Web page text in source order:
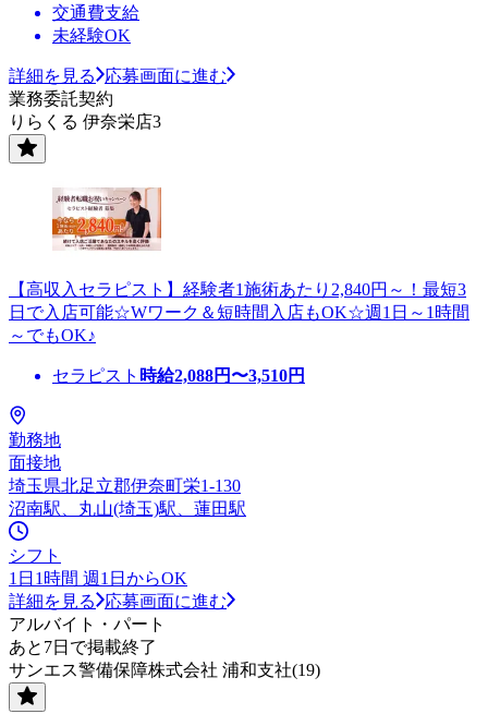
交通費支給
未経験OK
詳細を見る
応募画面に進む
業務委託契約
りらくる 伊奈栄店3
【高収入セラピスト】経験者1施術あたり2,840円～！最短3
日で入店可能☆Wワーク＆短時間入店もOK☆週1日～1時間
～でもOK♪
セラピスト 時給2,088円〜3,510円
勤務地
面接地
埼玉県北足立郡伊奈町栄1-130
沼南駅、丸山(埼玉)駅、蓮田駅
シフト
1日1時間 週1日からOK
詳細を見る
応募画面に進む
アルバイト・パート
あと7日で掲載終了
サンエス警備保障株式会社 浦和支社(19)